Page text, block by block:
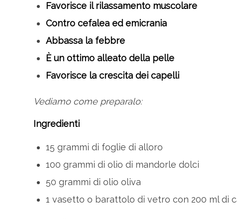
Favorisce il rilassamento muscolare
Contro cefalea ed emicrania
Abbassa la febbre
È un ottimo alleato della pelle
Favorisce la crescita dei capelli
Vediamo come preparalo:
Ingredienti
15 grammi di foglie di alloro
100 grammi di olio di mandorle dolci
50 grammi di olio oliva
1 vasetto o barattolo di vetro con 200 ml di